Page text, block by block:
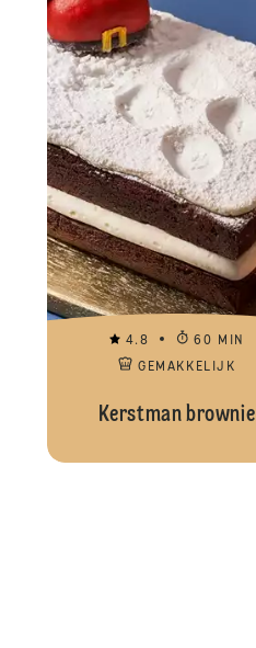
4.8
60 MIN
GEMAKKELIJK
Kerstman brownie